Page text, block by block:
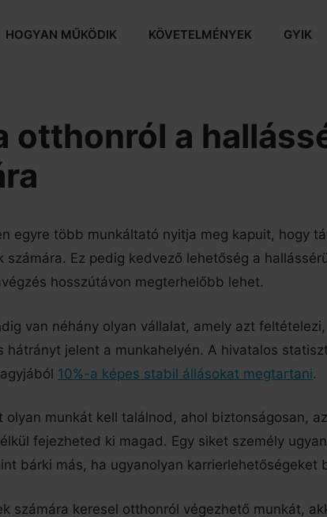
HOGYAN MŰKÖDIK KÖVETELMÉNYEK GYIK
otthonról a
egyre több munkáltató nyitja meg kapuit, hogy
számára. Ez pedig kedvező lehetőség a
hosszútávon megterhelőbb lehet.
van néhány olyan vállalat, amely azt
hátrányt jelent a munkahelyén. A hivatalos
10%-a képes stabil állásokat megtartani.
olyan munkát kell találnod, ahol biztonságosan,
fejezheted ki magad. Egy siket személy
bárki más, ha ugyanolyan karrierlehetőségeket
számára keresel otthonról végezhető munkát,